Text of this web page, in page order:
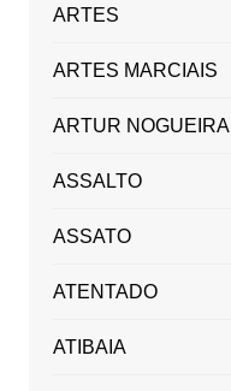
ARTES
ARTES MARCIAIS
ARTUR NOGUEIRA
ASSALTO
ASSATO
ATENTADO
ATIBAIA